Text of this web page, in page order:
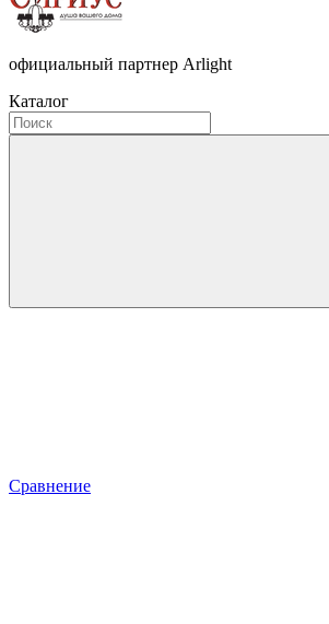
официальный партнер Arlight
Каталог
Сравнение